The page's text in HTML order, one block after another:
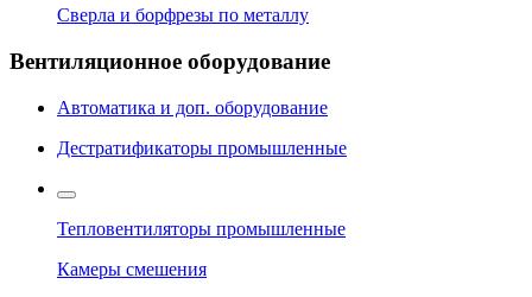
Сверла и борфрезы по металлу
Вентиляционное оборудование
Автоматика и доп. оборудование
Дестратификаторы промышленные
Тепловентиляторы промышленные
Камеры смешения